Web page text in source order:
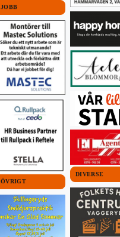
JOBB
ÖVRIGT
DIVERSE